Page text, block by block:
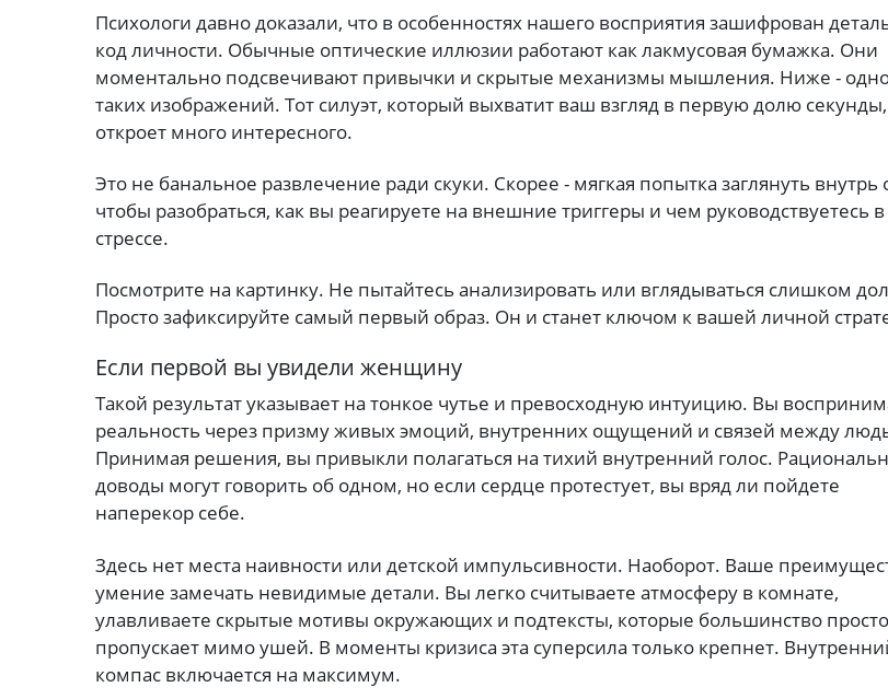
Психологи давно доказали, что в особенностях нашего восприятия зашифрован
код личности. Обычные оптические иллюзии работают как лакмусовая бумажка. Они
моментально подсвечивают привычки и скрытые механизмы мышления. Ниже -
таких изображений. Тот силуэт, который выхватит ваш взгляд в первую долю секунды,
откроет много интересного.
Это не банальное развлечение ради скуки. Скорее - мягкая попытка заглянуть внутрь
чтобы разобраться, как вы реагируете на внешние триггеры и чем руководствуетесь в
стрессе.
Посмотрите на картинку. Не пытайтесь анализировать или вглядываться слишком
Просто зафиксируйте самый первый образ. Он и станет ключом к вашей личной
Если первой вы увидели женщину
Такой результат указывает на тонкое чутье и превосходную интуицию. Вы
реальность через призму живых эмоций, внутренних ощущений и связей между
Принимая решения, вы привыкли полагаться на тихий внутренний голос.
доводы могут говорить об одном, но если сердце протестует, вы вряд ли пойдете
наперекор себе.
Здесь нет места наивности или детской импульсивности. Наоборот. Ваше
умение замечать невидимые детали. Вы легко считываете атмосферу в комнате,
улавливаете скрытые мотивы окружающих и подтексты, которые большинство просто
пропускает мимо ушей. В моменты кризиса эта суперсила только крепнет.
компас включается на максимум.